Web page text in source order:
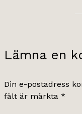
Lämna en
Din e-postadress
fält är märkta *